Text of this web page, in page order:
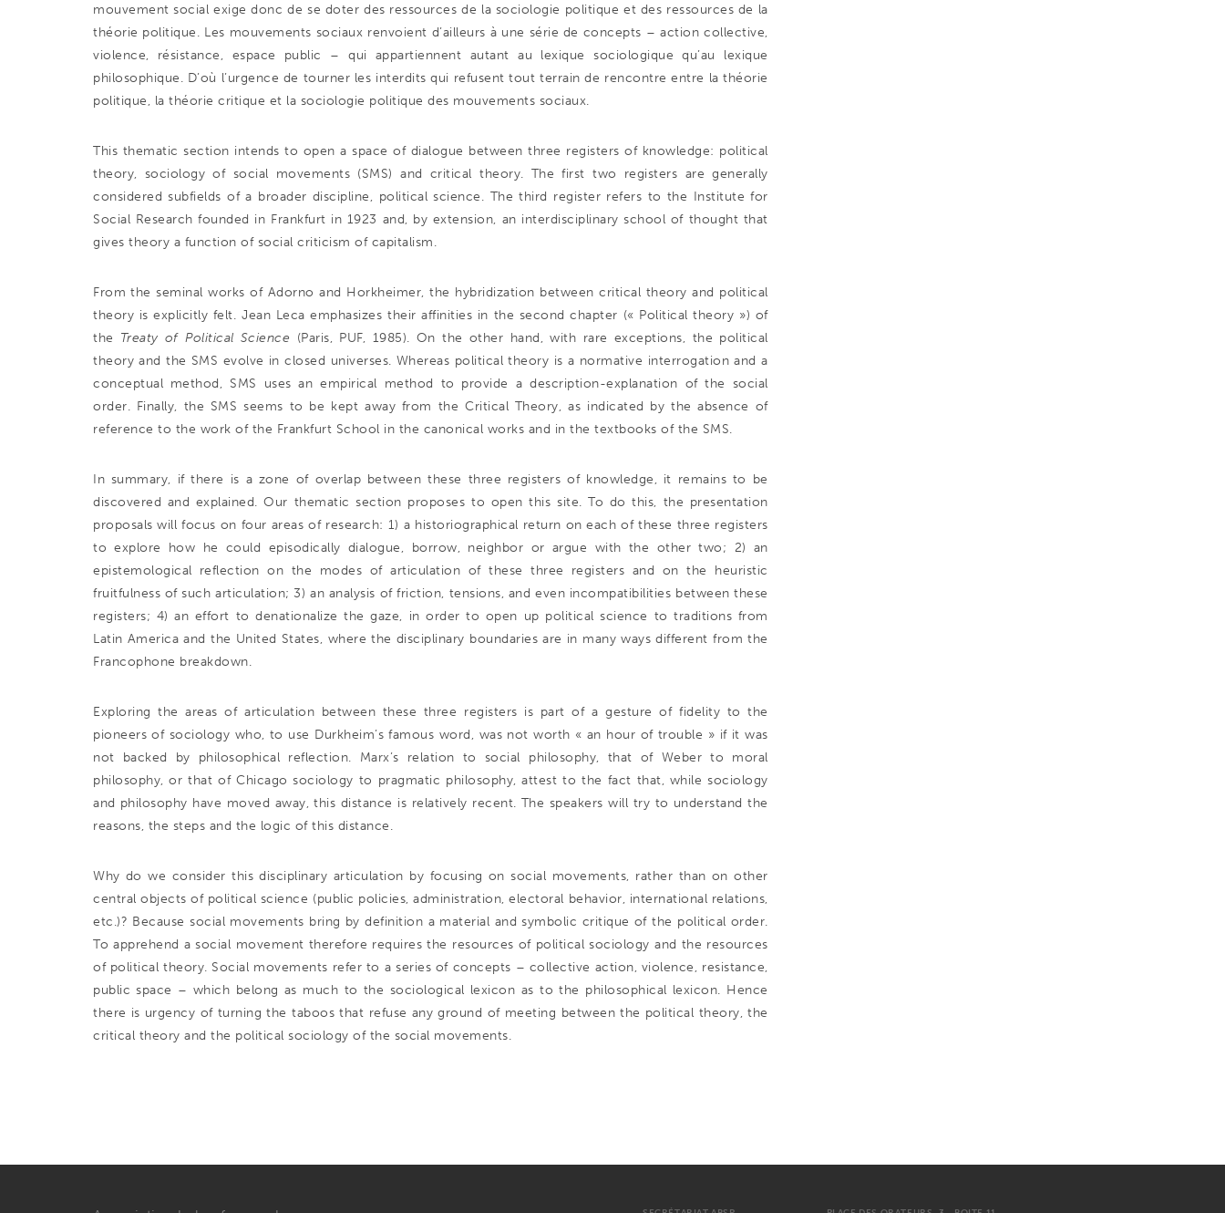
mouvement social exige donc de se doter des ressources de la sociologie politique et des ressources de la
théorie politique. Les mouvements sociaux renvoient d’ailleurs à une série de concepts – action collective,
violence, résistance, espace public – qui appartiennent autant au lexique sociologique qu’au lexique
philosophique. D’où l’urgence de tourner les interdits qui refusent tout terrain de rencontre entre la théorie
politique, la théorie critique et la sociologie politique des mouvements sociaux.
This thematic section intends to open a space of dialogue between three registers of knowledge: political
theory, sociology of social movements (SMS) and critical theory. The first two registers are generally
considered subfields of a broader discipline, political science. The third register refers to the Institute for
Social Research founded in Frankfurt in 1923 and, by extension, an interdisciplinary school of thought that
gives theory a function of social criticism of capitalism.
From the seminal works of Adorno and Horkheimer, the hybridization between critical theory and political
theory is explicitly felt. Jean Leca emphasizes their affinities in the second chapter (« Political theory ») of
the Treaty of Political Science (Paris, PUF, 1985). On the other hand, with rare exceptions, the political
theory and the SMS evolve in closed universes. Whereas political theory is a normative interrogation and a
conceptual method, SMS uses an empirical method to provide a description-explanation of the social
order. Finally, the SMS seems to be kept away from the Critical Theory, as indicated by the absence of
reference to the work of the Frankfurt School in the canonical works and in the textbooks of the SMS.
In summary, if there is a zone of overlap between these three registers of knowledge, it remains to be
discovered and explained. Our thematic section proposes to open this site. To do this, the presentation
proposals will focus on four areas of research: 1) a historiographical return on each of these three registers
to explore how he could episodically dialogue, borrow, neighbor or argue with the other two; 2) an
epistemological reflection on the modes of articulation of these three registers and on the heuristic
fruitfulness of such articulation; 3) an analysis of friction, tensions, and even incompatibilities between these
registers; 4) an effort to denationalize the gaze, in order to open up political science to traditions from
Latin America and the United States, where the disciplinary boundaries are in many ways different from the
Francophone breakdown.
Exploring the areas of articulation between these three registers is part of a gesture of fidelity to the
pioneers of sociology who, to use Durkheim’s famous word, was not worth « an hour of trouble » if it was
not backed by philosophical reflection. Marx’s relation to social philosophy, that of Weber to moral
philosophy, or that of Chicago sociology to pragmatic philosophy, attest to the fact that, while sociology
and philosophy have moved away, this distance is relatively recent. The speakers will try to understand the
reasons, the steps and the logic of this distance.
Why do we consider this disciplinary articulation by focusing on social movements, rather than on other
central objects of political science (public policies, administration, electoral behavior, international relations,
etc.)? Because social movements bring by definition a material and symbolic critique of the political order.
To apprehend a social movement therefore requires the resources of political sociology and the resources
of political theory. Social movements refer to a series of concepts – collective action, violence, resistance,
public space – which belong as much to the sociological lexicon as to the philosophical lexicon. Hence
there is urgency of turning the taboos that refuse any ground of meeting between the political theory, the
critical theory and the political sociology of the social movements.